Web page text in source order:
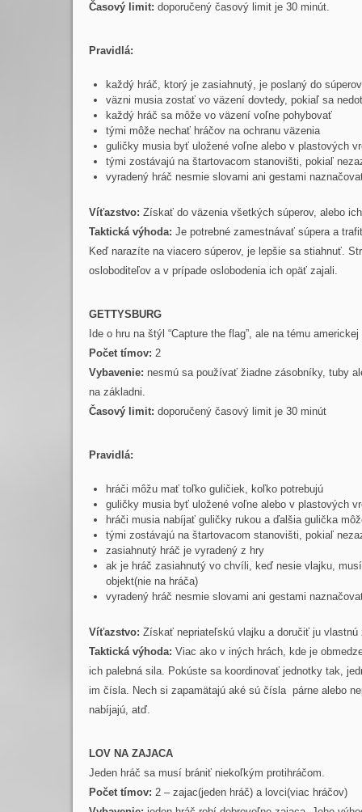
Časový limit: doporučený časový limit je 30 minút.
Pravidlá:
každý hráč, ktorý je zasiahnutý, je poslaný do
väzni musia zostať vo väzení dovtedy, pokiaľ sa
každý hráč sa môže vo väzení voľne pohybovať
tými môže nechať hráčov na ochranu väzenia
guličky musia byť uložené voľne alebo v plastových
tými zostávajú na štartovacom stanovišti, pokiaľ
vyradený hráč nesmie slovami ani gestami
Víťazstvo: Získať do väzenia všetkých súperov, alebo
Taktická výhoda: Je potrebné zamestnávať súpera a
Keď narazíte na viacero súperov, je lepšie sa stiahnuť.
osloboditeľov a v prípade oslobodenia ich opäť zajali.
GETTYSBURG
Ide o hru na štýl “Capture the flag”, ale na tému
Počet tímov: 2
Vybavenie: nesmú sa používať žiadne zásobníky, tuby
na základni.
Časový limit: doporučený časový limit je 30 minút
Pravidlá:
hráči môžu mať toľko guličiek, koľko potrebujú
guličky musia byť uložené voľne alebo v plastových
hráči musia nabíjať guličky rukou a ďalšia gulička
tými zostávajú na štartovacom stanovišti, pokiaľ
zasiahnutý hráč je vyradený z hry
ak je hráč zasiahnutý vo chvíli, keď nesie vlajku,
objekt(nie na hráča)
vyradený hráč nesmie slovami ani gestami
Víťazstvo: Získať nepriateľskú vlajku a doručiť ju vlastnú
Taktická výhoda: Viac ako v iných hrách, kde je
ich palebná sila. Pokúste sa koordinovať jednotky tak,
im čísla. Nech si zapamätajú aké sú čísla párne alebo
nabíjajú, atď.
LOV NA ZAJACA
Jeden hráč sa musí brániť niekoľkým protihráčom.
Počet tímov: 2 – zajac(jeden hráč) a lovci(viac hráčov)